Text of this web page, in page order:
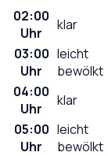
02:00
Uhr
klar
03:00
Uhr
leicht
bewölkt
04:00
Uhr
klar
05:00
Uhr
leicht
bewölkt